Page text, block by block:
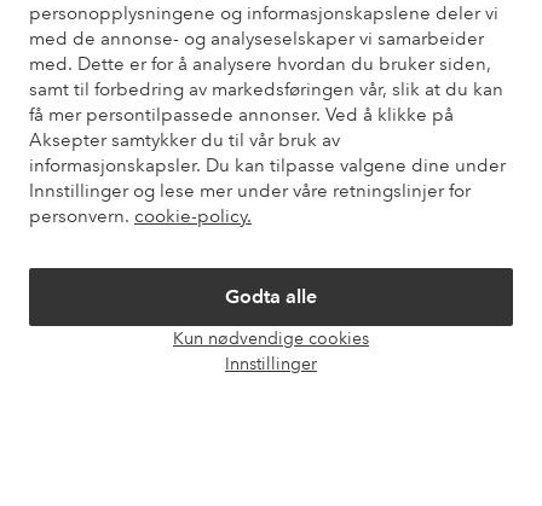
personopplysningene og informasjonskapslene deler vi
med de annonse- og analyseselskaper vi samarbeider
med. Dette er for å analysere hvordan du bruker siden,
samt til forbedring av markedsføringen vår, slik at du kan
få mer persontilpassede annonser. Ved å klikke på
Aksepter samtykker du til vår bruk av
informasjonskapsler. Du kan tilpasse valgene dine under
Innstillinger og lese mer under våre retningslinjer for
personvern. cookie-policy.
Godta alle
Kun nødvendige cookies
Innstillinger
Du finner svar på de vanligste spørsmålene i vår FAQ. Du finner
også informasjon om hvordan du kan kontakte oss.
Kundeservice Betalingsmåte
Mine sider
Om Ellos